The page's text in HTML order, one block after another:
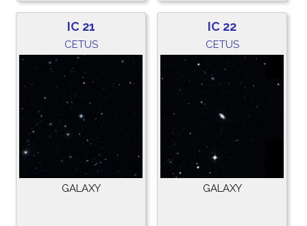
IC 21
CETUS
GALAXY
IC 22
CETUS
GALAXY